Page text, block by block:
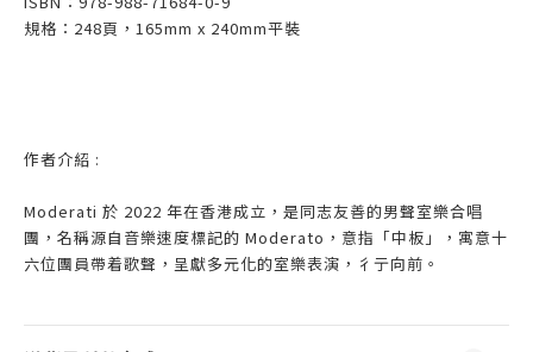
規格：248頁，165mm x 240mm平裝
作者介紹 :
Moderati 於 2022 年在香港成立，是同志友善的男聲室樂合唱
團，名稱源自音樂速度標記的 Moderato，意指「中板」，寓意十
六位團員帶着歌聲，呈獻多元化的室樂表演，彳亍向前。